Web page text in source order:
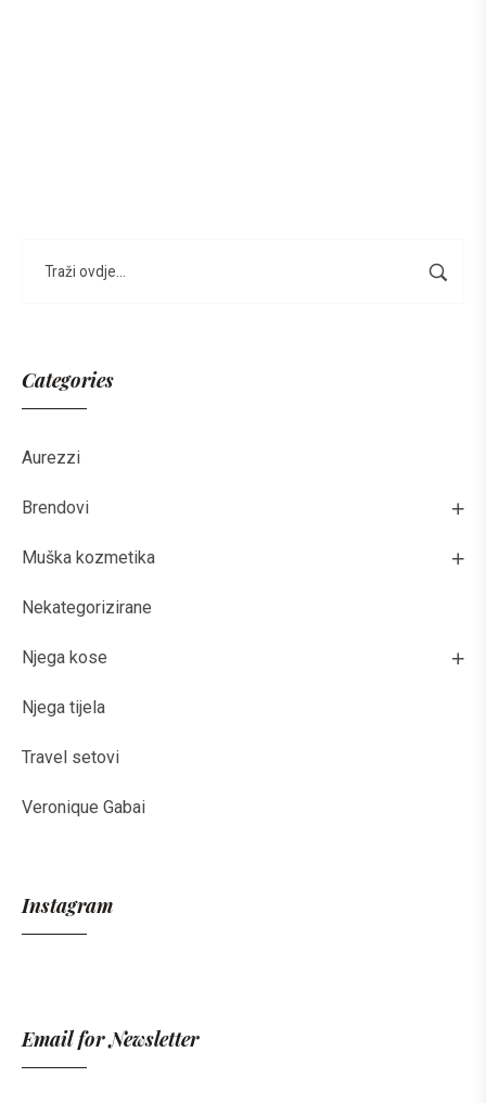
Categories
Aurezzi
Brendovi
Muška kozmetika
Nekategorizirane
Njega kose
Njega tijela
Travel setovi
Veronique Gabai
Instagram
Email for Newsletter